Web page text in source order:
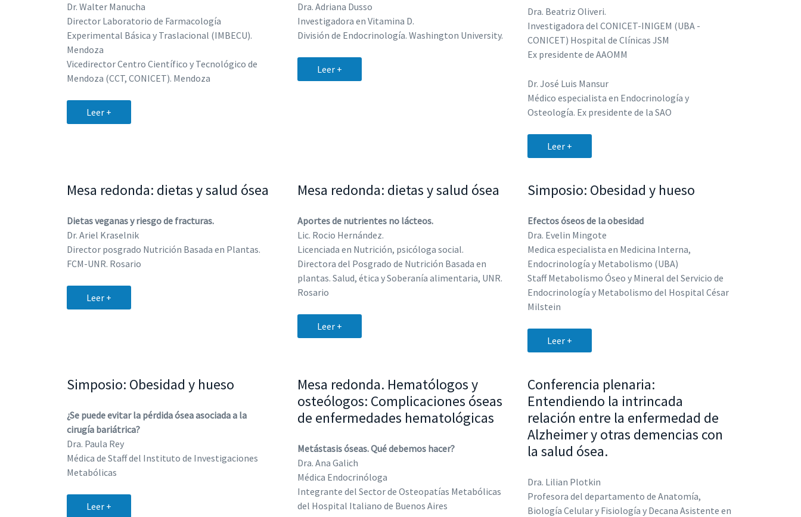
Dr. Walter Manucha
Director Laboratorio de Farmacología
Experimental Básica y Traslacional (IMBECU).
Mendoza
Vicedirector Centro Científico y Tecnológico de
Mendoza (CCT, CONICET). Mendoza
Leer +
Dra. Adriana Dusso
Investigadora en Vitamina D.
División de Endocrinología. Washington University.
Leer +
Dra. Beatriz Oliveri.
Investigadora del CONICET-INIGEM (UBA -
CONICET) Hospital de Clínicas JSM
Ex presidente de AAOMM
Dr. José Luis Mansur
Médico especialista en Endocrinología y
Osteología. Ex presidente de la SAO
Leer +
Mesa redonda: dietas y salud ósea
Dietas veganas y riesgo de fracturas.
Dr. Ariel Kraselnik
Director posgrado Nutrición Basada en Plantas.
FCM-UNR. Rosario
Leer +
Mesa redonda: dietas y salud ósea
Aportes de nutrientes no lácteos.
Lic. Rocio Hernández.
Licenciada en Nutrición, psicóloga social.
Directora del Posgrado de Nutrición Basada en
plantas. Salud, ética y Soberanía alimentaria, UNR.
Rosario
Leer +
Simposio: Obesidad y hueso
Efectos óseos de la obesidad
Dra. Evelin Mingote
Medica especialista en Medicina Interna,
Endocrinología y Metabolismo (UBA)
Staff Metabolismo Óseo y Mineral del Servicio de
Endocrinología y Metabolismo del Hospital César
Milstein
Leer +
Simposio: Obesidad y hueso
¿Se puede evitar la pérdida ósea asociada a la
cirugía bariátrica?
Dra. Paula Rey
Médica de Staff del Instituto de Investigaciones
Metabólicas
Leer +
Mesa redonda. Hematólogos y
osteólogos: Complicaciones óseas
de enfermedades hematológicas
Metástasis óseas. Qué debemos hacer?
Dra. Ana Galich
Médica Endocrinóloga
Integrante del Sector de Osteopatías Metabólicas
del Hospital Italiano de Buenos Aires
Conferencia plenaria:
Entendiendo la intrincada
relación entre la enfermedad de
Alzheimer y otras demencias con
la salud ósea.
Dra. Lilian Plotkin
Profesora del departamento de Anatomía,
Biología Celular y Fisiología y Decana Asistente en